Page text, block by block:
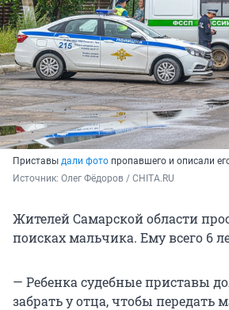
Приставы дали фото пропавшего и описали
Источник: Олег Фёдоров / CHITA.RU
Жителей Самарской области
поисках мальчика. Ему всего 6
— Ребенка судебные приставы
забрать у отца, чтобы передать